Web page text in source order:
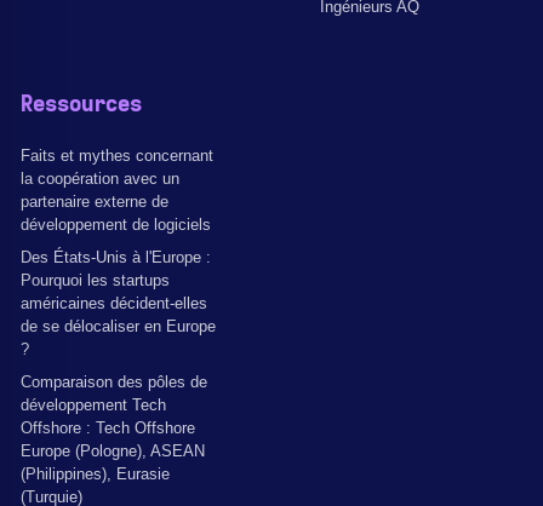
Ingénieurs AQ
Ressources
Faits et mythes concernant
la coopération avec un
partenaire externe de
développement de logiciels
Des États-Unis à l'Europe :
Pourquoi les startups
américaines décident-elles
de se délocaliser en Europe
?
Comparaison des pôles de
développement Tech
Offshore : Tech Offshore
Europe (Pologne), ASEAN
(Philippines), Eurasie
(Turquie)